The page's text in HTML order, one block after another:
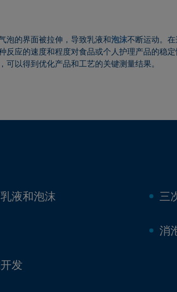
泡的界面被拉伸，导致乳液和泡沫不断运动。
反应的速度和程度对食品或个人护理产品的稳
可以得到优化产品和工艺的关键测量结果。
液和泡沫 三
消
发